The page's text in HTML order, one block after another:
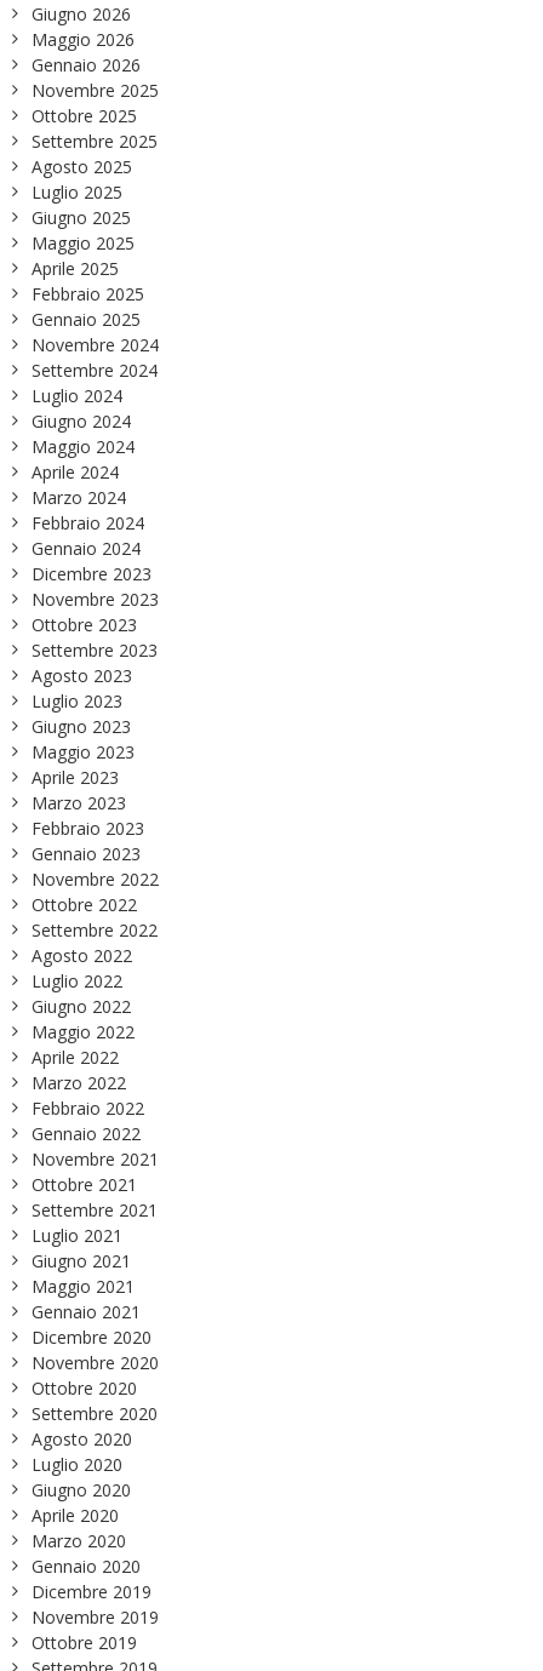
Giugno 2026
Maggio 2026
Gennaio 2026
Novembre 2025
Ottobre 2025
Settembre 2025
Agosto 2025
Luglio 2025
Giugno 2025
Maggio 2025
Aprile 2025
Febbraio 2025
Gennaio 2025
Novembre 2024
Settembre 2024
Luglio 2024
Giugno 2024
Maggio 2024
Aprile 2024
Marzo 2024
Febbraio 2024
Gennaio 2024
Dicembre 2023
Novembre 2023
Ottobre 2023
Settembre 2023
Agosto 2023
Luglio 2023
Giugno 2023
Maggio 2023
Aprile 2023
Marzo 2023
Febbraio 2023
Gennaio 2023
Novembre 2022
Ottobre 2022
Settembre 2022
Agosto 2022
Luglio 2022
Giugno 2022
Maggio 2022
Aprile 2022
Marzo 2022
Febbraio 2022
Gennaio 2022
Novembre 2021
Ottobre 2021
Settembre 2021
Luglio 2021
Giugno 2021
Maggio 2021
Gennaio 2021
Dicembre 2020
Novembre 2020
Ottobre 2020
Settembre 2020
Agosto 2020
Luglio 2020
Giugno 2020
Aprile 2020
Marzo 2020
Gennaio 2020
Dicembre 2019
Novembre 2019
Ottobre 2019